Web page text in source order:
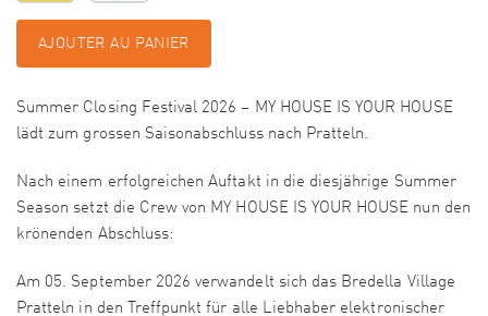
AJOUTER AU PANIER
Summer Closing Festival 2026 – MY HOUSE IS YOUR HOUSE
lädt zum grossen Saisonabschluss nach Pratteln.
Nach einem erfolgreichen Auftakt in die diesjährige Summer
Season setzt die Crew von MY HOUSE IS YOUR HOUSE nun den
krönenden Abschluss:
Am 05. September 2026 verwandelt sich das Bredella Village
Pratteln in den Treffpunkt für alle Liebhaber elektronischer